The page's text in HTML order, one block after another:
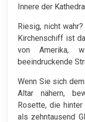
Innere der
Riesig, nicht
Kirchenschiff ist
von Amerika,
beeindruckende
Wenn Sie sich
Altar nähern,
Rosette, die
als zehntausend